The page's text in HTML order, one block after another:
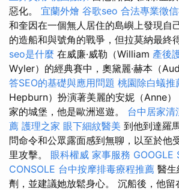
惡化。 宜蘭外燴 谷歌seo 合法專業徵
和奎因在一個無人居住的島嶼上發現自
的造船和與號角的戰爭，但拉莫納最終
seo是什麼 在威廉·威勒（William 產後
Wyler）的經典賽中，奧黛麗·赫本（
答SEO的基礎與應用問題 桃園除白蟻推
Hepburn）扮演著美麗的安妮（Anne
家的城堡，他是歐洲巡遊。 台中居家清
薦 護理之家 眼下細紋醫美 到他到達羅
問命令和公眾露面感到無聊，以至於他
里攻擊。 眼科權威 家事服務 GOOGLE
CONSOLE 台中按摩排毒療程推薦 醫生
劑，並建議她放鬆身心。 沉船後，他留